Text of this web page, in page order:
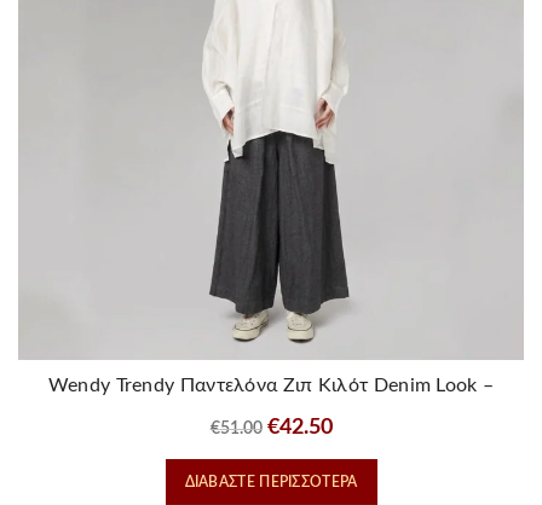
Wendy Trendy Παντελόνα Ζιπ Κιλότ Denim Look –
€51.00 Original
price
was:
€42.50Η
τρέχουσα
τιμή
ΔΙΑΒΆΣΤΕ ΠΕΡΙΣΣΌΤΕΡΑ